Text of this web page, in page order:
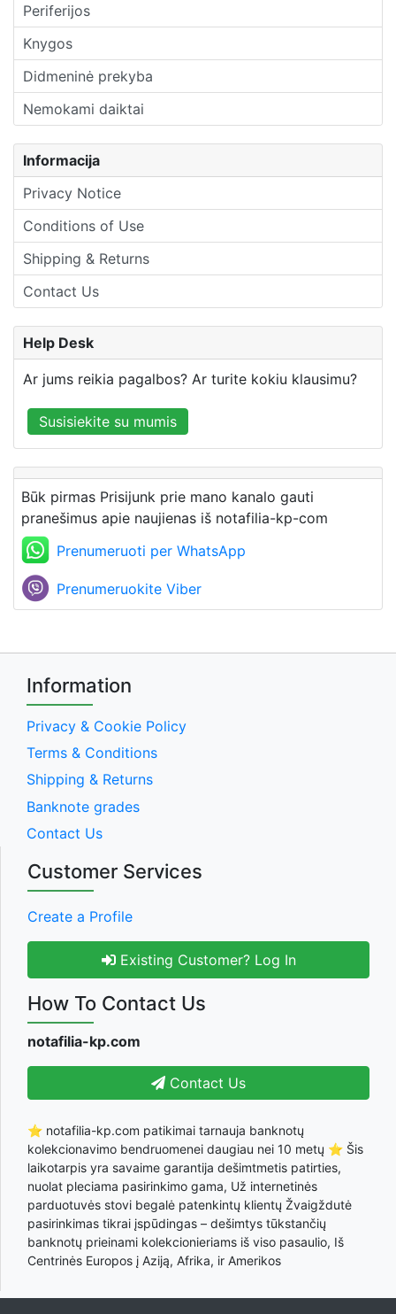
Periferijos
Knygos
Didmeninė prekyba
Nemokami daiktai
Informacija
Privacy Notice
Conditions of Use
Shipping & Returns
Contact Us
Help Desk
Ar jums reikia pagalbos? Ar turite kokiu klausimu?
Susisiekite su mumis
Būk pirmas Prisijunk prie mano kanalo gauti
pranešimus apie naujienas iš notafilia-kp-com
Prenumeruoti per WhatsApp
Prenumeruokite Viber
Information
Privacy & Cookie Policy
Terms & Conditions
Shipping & Returns
Banknote grades
Contact Us
Customer Services
Create a Profile
Existing Customer? Log In
How To Contact Us
notafilia-kp.com
Contact Us
⭐ notafilia-kp.com patikimai tarnauja banknotų
kolekcionavimo bendruomenei daugiau nei 10 metų ⭐ Šis
laikotarpis yra savaime garantija dešimtmetis patirties,
nuolat pleciama pasirinkimo gama, Už internetinės
parduotuvės stovi begalė patenkintų klientų Žvaigždutė
pasirinkimas tikrai įspūdingas – dešimtys tūkstančių
banknotų prieinami kolekcionieriams iš viso pasaulio, Iš
Centrinės Europos į Aziją, Afrika, ir Amerikos